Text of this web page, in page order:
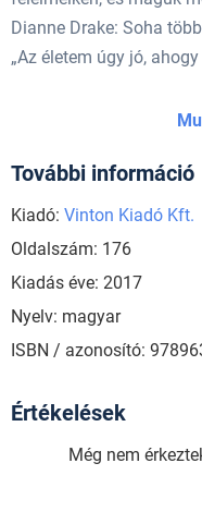
Dianne Drake: Soha
„Az életem úgy jó,
További információ
Kiadó: Vinton Kiadó Kft.
Oldalszám: 176
Kiadás éve: 2017
Nyelv: magyar
ISBN / azonosító:
Értékelések
Még nem